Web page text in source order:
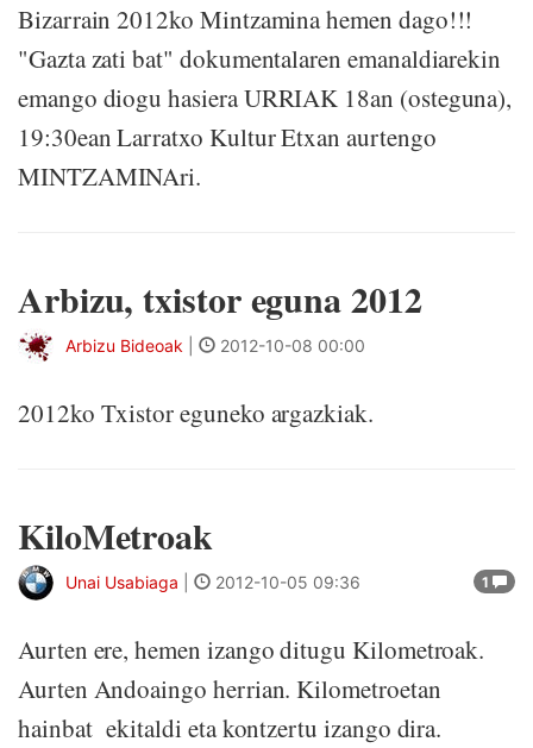
Bizarrain 2012ko Mintzamina hemen dago!!!
"Gazta zati bat" dokumentalaren emanaldiarekin
emango diogu hasiera URRIAK 18an (osteguna),
19:30ean Larratxo Kultur Etxan aurtengo
MINTZAMINAri.
Arbizu, txistor eguna 2012
Arbizu Bideoak 2012-10-08 00:00
2012ko Txistor eguneko argazkiak.
KiloMetroak
1
Unai Usabiaga 2012-10-05 09:36
Aurten ere, hemen izango ditugu Kilometroak.
Aurten Andoaingo herrian. Kilometroetan
hainbat ekitaldi eta kontzertu izango dira.